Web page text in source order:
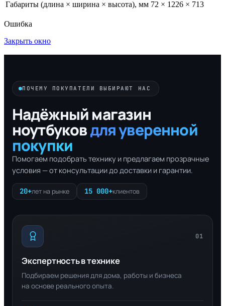
Габариты (длина × ширина × высота), мм 72 × 1226 × 713
Ошибка
Закрыть окно
ПОЧЕМУ ПОКУПАТЕЛИ ВЫБИРАЮТ НАС
Надёжный магазин
ноутбуковдля уверенной
покупки
Помогаем подобрать технику и предлагаем прозрачные
условия — от консультации до доставки и гарантии.
20+лет на рынке 15 000+клиентов
01
Экспертность в технике
Подбираем решения для дома, работы и бизнеса
на основе реального опыта.